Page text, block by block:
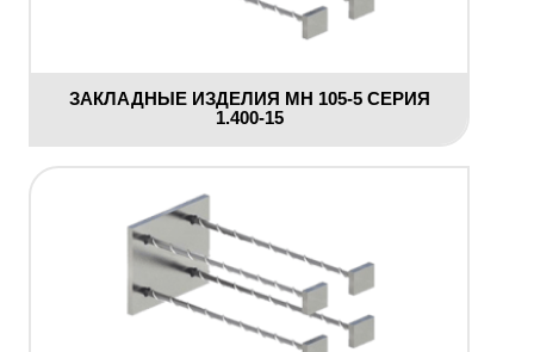
ЗАКЛАДНЫЕ ИЗДЕЛИЯ МН 105-5 СЕРИЯ
1.400-15